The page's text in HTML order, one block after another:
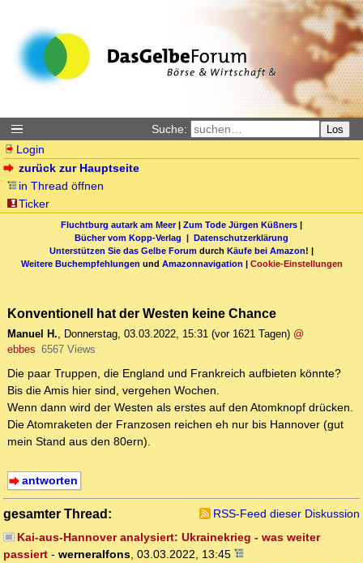
Suche: Los
Login
zurück zur Hauptseite
in Thread öffnen
Ticker
Fluchtburg autark am Meer| Zum Tode Jürgen Küßners |
Bücher vom Kopp-Verlag | Datenschutzerklärung
Unterstützen Sie das Gelbe Forum durch Käufe bei Amazon! |
Weitere Buchempfehlungen und Amazonnavigation | Cookie-Einstellungen
Konventionell hat der Westen keine Chance
Manuel H., Donnerstag, 03.03.2022, 15:31 (vor 1621 Tagen) @
ebbes 6567 Views
Die paar Truppen, die England und Frankreich aufbieten könnte?
Bis die Amis hier sind, vergehen Wochen.
Wenn dann wird der Westen als erstes auf den Atomknopf drücken.
Die Atomraketen der Franzosen reichen eh nur bis Hannover (gut
mein Stand aus den 80ern).
antworten
gesamter Thread:
RSS-Feed dieser Diskussion
Kai-aus-Hannover analysiert: Ukrainekrieg - was weiter
passiert - werneralfons, 03.03.2022, 13:45